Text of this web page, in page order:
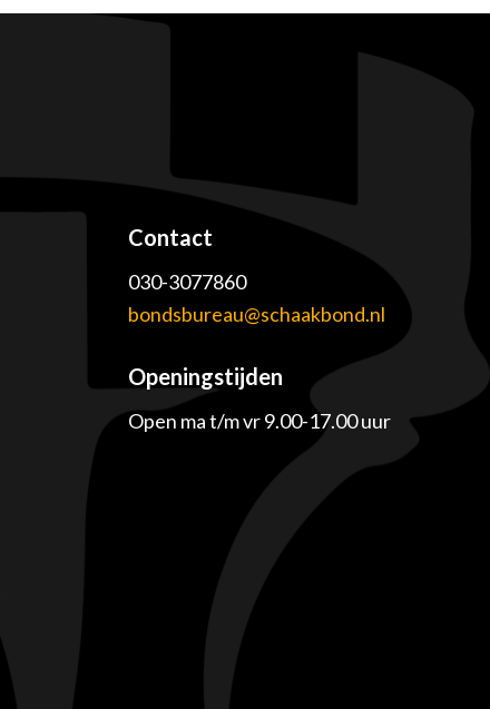
Contact
030-3077860
bondsbureau@schaakbond.nl
Openingstijden
Open ma t/m vr 9.00-17.00 uur